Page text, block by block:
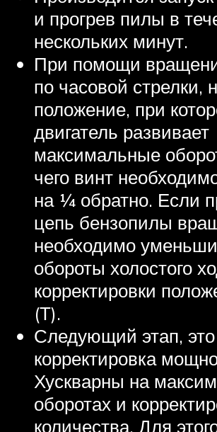
и прогрев пилы в
нескольких минут.
При помощи
по часовой стрелки,
положение, при
двигатель развивает
максимальные
чего винт
на 1⁄4 обратно. Если
цепь бензопилы
необходимо
обороты холостого
корректировки
(Т).
Следующий этап, это
корректировка
Хускварны на
оборотах и
количества. Для